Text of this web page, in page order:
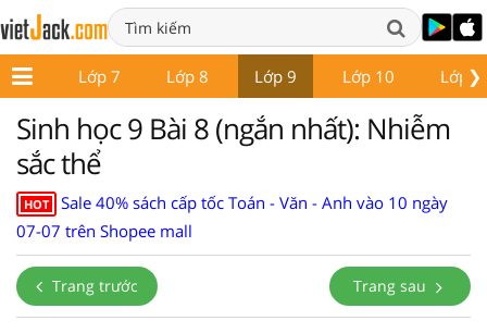
❯
6 Lớp 7 Lớp 8 Lớp 9 Lớp 10 Lớp
Sinh học 9 Bài 8 (ngắn nhất): Nhiễm
sắc thể
HOT
Sale 40% sách cấp tốc Toán - Văn - Anh vào 10 ngày
07-07 trên Shopee mall
Trang trước Trang sau